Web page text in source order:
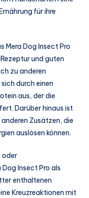
für ihre
Mera Dog Insect Pro
und guten
zu anderen
durch einen
aus, der die
Darüber hinaus ist
Zusätzen, die
auslösen können.
oder
Insect Pro als
enthaltenen
Kreuzreaktionen mit